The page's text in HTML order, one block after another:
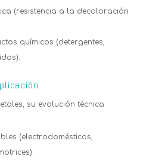
(resistencia a la decoloración
químicos (detergentes,
su evolución técnica
(electrodomésticos,